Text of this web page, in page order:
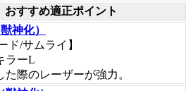
おすすめ適正ポイント
神化）
ド/サムライ】
ラーL
た際のレーザーが強力。